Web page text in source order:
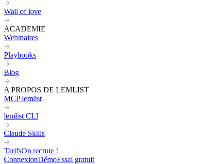
Wall of love
ACADEMIE
Webinaires
Playbooks
Blog
A PROPOS DE LEMLIST
MCP lemlist
lemlist CLI
Claude Skills
TarifsOn recrute !
ConnexionDémoEssai gratuit